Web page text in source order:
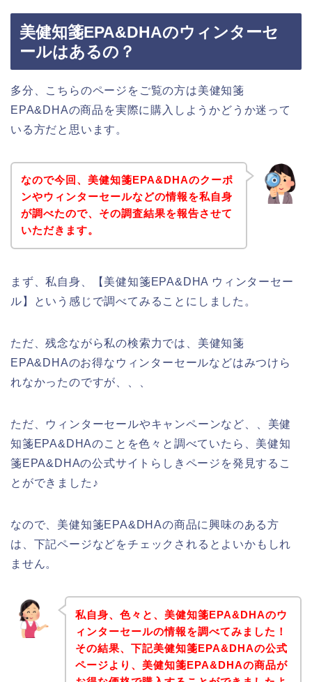
美健知箋EPA&DHAのウィンターセ
ールはあるの？
多分、こちらのページをご覧の方は美健知箋
EPA&DHAの商品を実際に購入しようかどうか迷って
いる方だと思います。
なので今回、美健知箋EPA&DHAのクーポ
ンやウィンターセールなどの情報を私自身
が調べたので、その調査結果を報告させて
いただきます。
まず、私自身、【美健知箋EPA&DHA ウィンターセー
ル】という感じで調べてみることにしました。
ただ、残念ながら私の検索力では、美健知箋
EPA&DHAのお得なウィンターセールなどはみつけら
れなかったのですが、、、
ただ、ウィンターセールやキャンペーンなど、、美健
知箋EPA&DHAのことを色々と調べていたら、美健知
箋EPA&DHAの公式サイトらしきページを発見するこ
とができました♪
なので、美健知箋EPA&DHAの商品に興味のある方
は、下記ページなどをチェックされるとよいかもしれ
ません。
私自身、色々と、美健知箋EPA&DHAのウ
ィンターセールの情報を調べてみました！
その結果、下記美健知箋EPA&DHAの公式
ページより、美健知箋EPA&DHAの商品が